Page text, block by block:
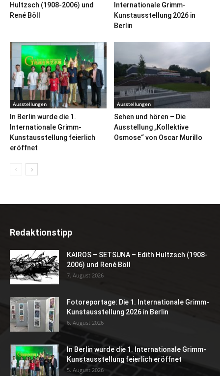
Hultzsch (1908-2006) und
René Böll
Internationale Grimm-
Kunstausstellung 2026 in
Berlin
Ausstellungen
In Berlin wurde die 1.
Internationale Grimm-
Kunstausstellung feierlich
eröffnet
Ausstellungen
Sehen und hören – Die
Ausstellung „Kollektive
Osmose“ von Oscar Murillo
Redaktionstipp
KAIROS – SETSUNA – Edith Hultzsch (1908-
2006) und René Böll
7. August 2026
Fotoreportage: Die 1. Internationale Grimm-
Kunstausstellung 2026 in Berlin
6. August 2026
In Berlin wurde die 1. Internationale Grimm-
Kunstausstellung feierlich eröffnet
5. August 2026